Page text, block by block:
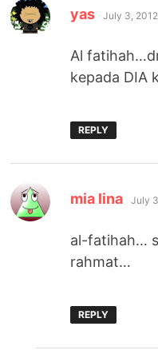
yas says:
July 3,
Al
kepada DIA
REPLY
mia lina says:
July
al-fatihah…
rahmat…
REPLY